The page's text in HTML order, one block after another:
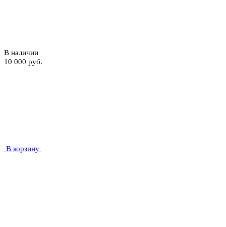
В наличии
10 000 руб.
В корзину